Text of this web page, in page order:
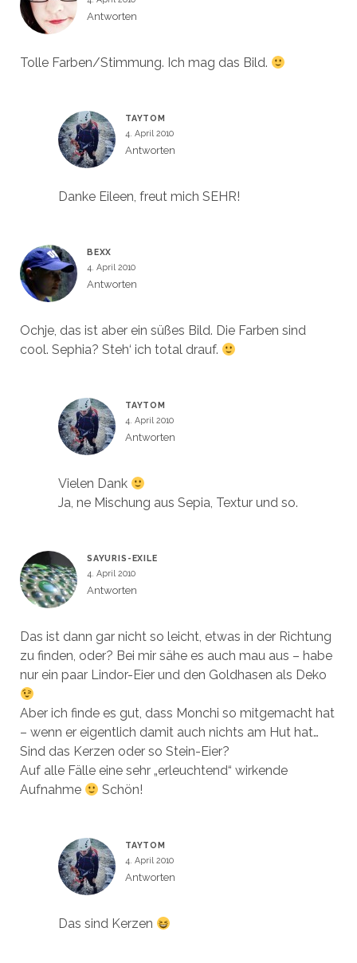
Antworten
Tolle Farben/Stimmung. Ich mag das Bild.
TAYTOM
4. April 2010
Antworten
Danke Eileen, freut mich SEHR!
BEXX
4. April 2010
Antworten
Ochje, das ist aber ein süßes Bild. Die Farben sind
cool. Sephia? Steh‘ ich total drauf.
TAYTOM
4. April 2010
Antworten
Vielen Dank
Ja, ne Mischung aus Sepia, Textur und so.
SAYURIS-EXILE
4. April 2010
Antworten
Das ist dann gar nicht so leicht, etwas in der Richtung
zu finden, oder? Bei mir sähe es auch mau aus – habe
nur ein paar Lindor-Eier und den Goldhasen als Deko
Aber ich finde es gut, dass Monchi so mitgemacht hat
– wenn er eigentlich damit auch nichts am Hut hat…
Sind das Kerzen oder so Stein-Eier?
Auf alle Fälle eine sehr „erleuchtend“ wirkende
Aufnahme
Schön!
TAYTOM
4. April 2010
Antworten
Das sind Kerzen